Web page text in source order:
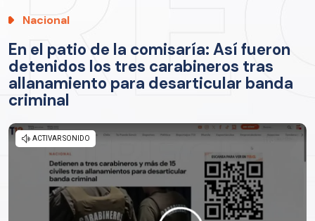
Nacional
En el patio de la comisaría: Así fueron
detenidos los tres carabineros tras
allanamiento para desarticular banda
criminal